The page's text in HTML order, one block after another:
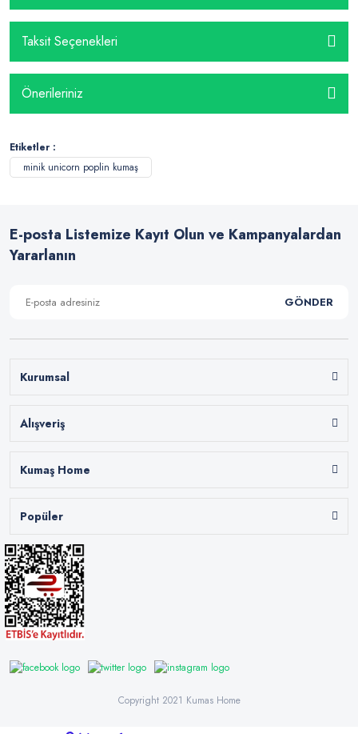
Taksit Seçenekleri
Önerileriniz
Etiketler :
minik unicorn poplin kumaş
E-posta Listemize Kayıt Olun ve Kampanyalardan
Yararlanın
GÖNDER
Kurumsal
Alışveriş
Kumaş Home
Popüler
Copyright 2021 Kumas Home